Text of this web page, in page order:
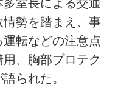
室長による交通
勢を踏まえ、事
転などの注意点
、胸部プロテク
られた。